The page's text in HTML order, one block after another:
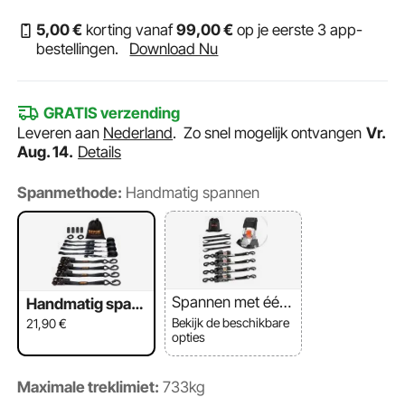
5,00€ korting vanaf99,00€ op je eerste 3 app-
bestellingen.
Download Nu
GRATIS verzending
Leveren aan Nederland.Zo snel mogelijk ontvangen Vr.
Aug. 14. Details
Spanmethode: Handmatig spannen
Handmatig span
nen
21,90€
Spannen met één
druk
Bekijk de beschikbare
opties
Maximale treklimiet: 733kg